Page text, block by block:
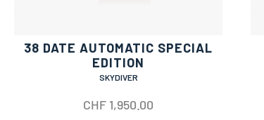
38 DATE AUTOMATIC SPECIAL
EDITION
SKYDIVER
CHF 1,950.00